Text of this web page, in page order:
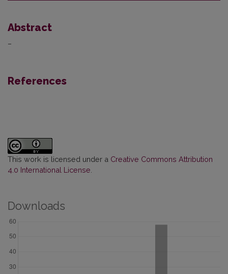
Abstract
–
References
This work is licensed under a Creative Commons Attribution
4.0 International License
Downloads